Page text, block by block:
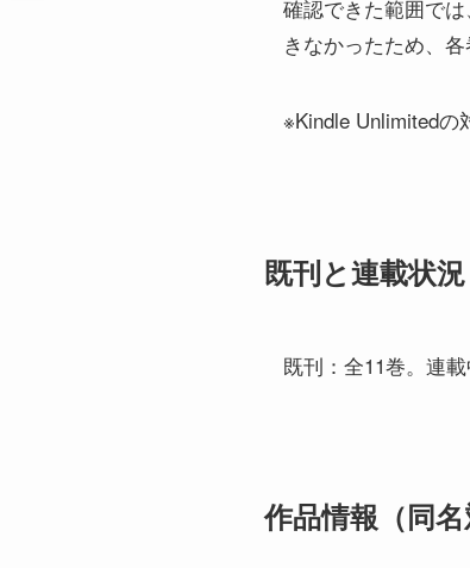
確認できた範囲で
きなかったため、
※Kindle Unlimitedの
既刊と連載状況
既刊：全11巻。連
作品情報（同名